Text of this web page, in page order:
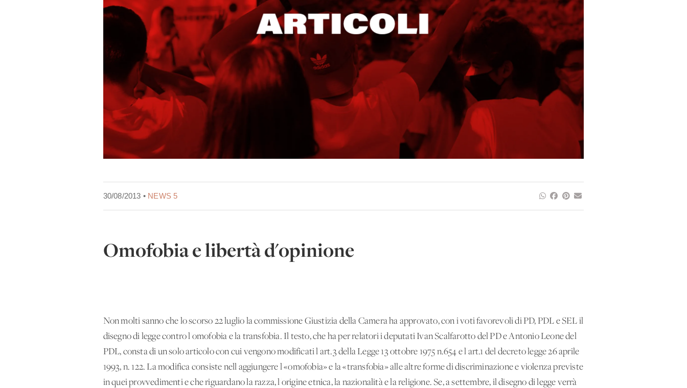
30/08/2013 • NEWS 5
Omofobia e libertà d'opinione
Non molti sanno che lo scorso 22 luglio la commissione Giustizia della Camera ha approvato, con i voti favorevoli di PD, PDL e SEL il
disegno di legge contro l'omofobia e la transfobia. Il testo, che ha per relatori i deputati Ivan Scalfarotto del PD e Antonio Leone del
PDL, consta di un solo articolo con cui vengono modificati l'art.3 della Legge 13 ottobre 1975 n.654 e l'art.1 del decreto legge 26 aprile
1993, n. 122. La modifica consiste nell'aggiungere l'«omofobia» e la «transfobia» alle altre forme di discriminazione e violenza previste
in quei provvedimenti e che riguardano la razza, l'origine etnica, la nazionalità e la religione. Se, a settembre, il disegno di legge verrà